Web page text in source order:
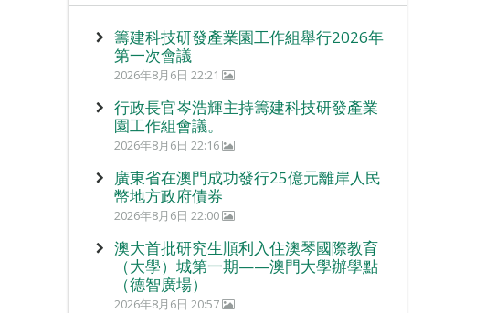
籌建科技研發產業園工作組舉行2026年
第一次會議
2026年8月6日 22:21
行政長官岑浩輝主持籌建科技研發產業
園工作組會議。
2026年8月6日 22:16
廣東省在澳門成功發行25億元離岸人民
幣地方政府債券
2026年8月6日 22:00
澳大首批研究生順利入住澳琴國際教育
（大學）城第一期——澳門大學辦學點
（德智廣場）
2026年8月6日 20:57